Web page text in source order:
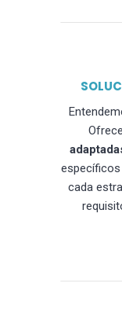
específicos
cada